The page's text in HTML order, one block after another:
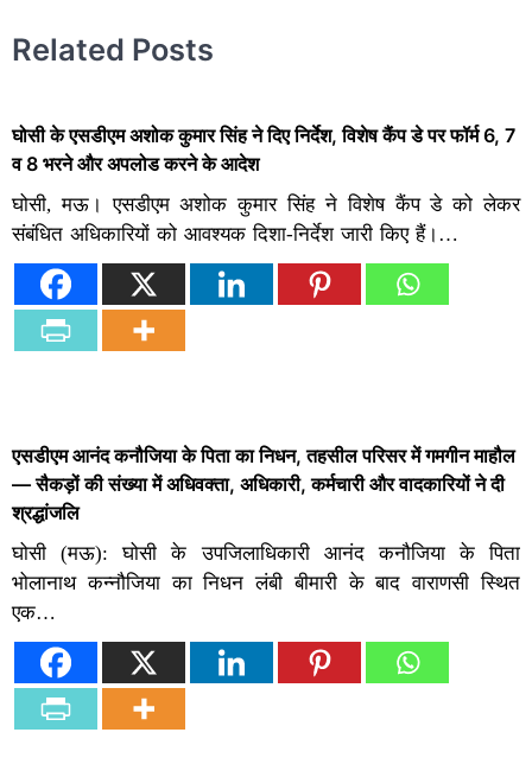
Related Posts
घोसी के एसडीएम अशोक कुमार सिंह ने दिए निर्देश, विशेष कैंप डे पर फॉर्म 6, 7
व 8 भरने और अपलोड करने के आदेश
घोसी, मऊ। एसडीएम अशोक कुमार सिंह ने विशेष कैंप डे को लेकर
संबंधित अधिकारियों को आवश्यक दिशा-निर्देश जारी किए हैं।…
एसडीएम आनंद कनौजिया के पिता का निधन, तहसील परिसर में गमगीन माहौल
— सैकड़ों की संख्या में अधिवक्ता, अधिकारी, कर्मचारी और वादकारियों ने दी
श्रद्धांजलि
घोसी (मऊ): घोसी के उपजिलाधिकारी आनंद कनौजिया के पिता
भोलानाथ कन्नौजिया का निधन लंबी बीमारी के बाद वाराणसी स्थित
एक…